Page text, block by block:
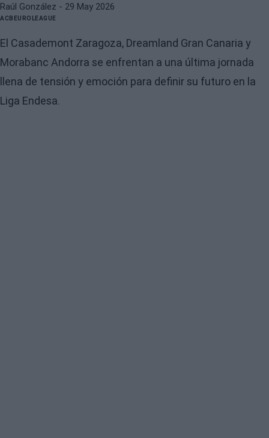
Raúl González - 29 May 2026
ACB EUROLEAGUE
El Casademont Zaragoza, Dreamland Gran Canaria y
Morabanc Andorra se enfrentan a una última jornada
llena de tensión y emoción para definir su futuro en la
Liga Endesa.